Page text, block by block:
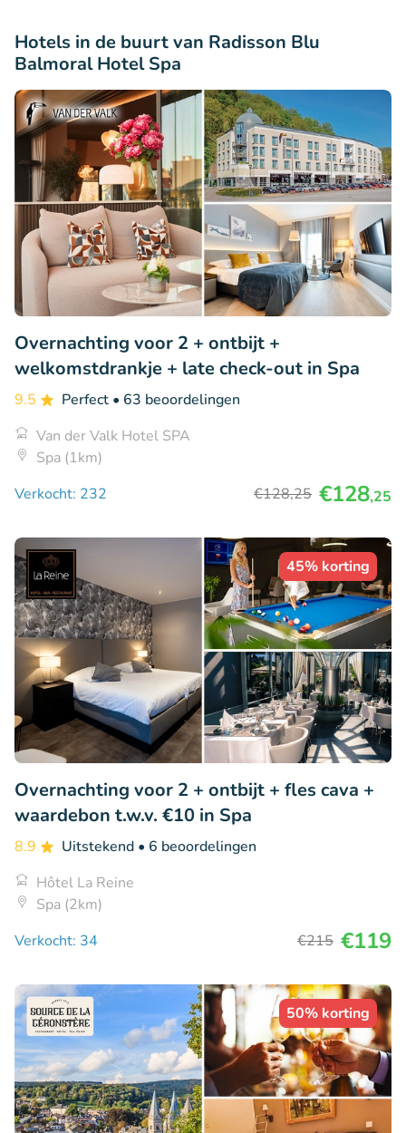
Hotels in de buurt van Radisson Blu
Balmoral Hotel Spa
Overnachting voor 2 + ontbijt +
welkomstdrankje + late check-out in Spa
9.5 Perfect • 63 beoordelingen
Van der Valk Hotel SPA
Spa (1km)
Verkocht: 232
€128,25 €128,25
45% korting
Overnachting voor 2 + ontbijt + fles cava +
waardebon t.w.v. €10 in Spa
8.9 Uitstekend • 6 beoordelingen
Hôtel La Reine
Spa (2km)
Verkocht: 34
€215 €119
50% korting